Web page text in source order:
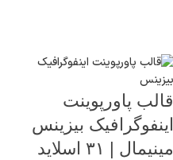
قالب پاورپوینت
اینفوگرافیک بیزینس
مینیمال | ۳۱ اسلاید